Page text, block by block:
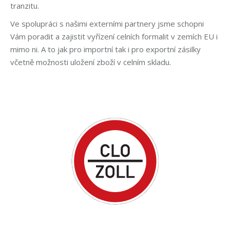
tranzitu.
Ve spolupráci s našimi externími partnery jsme schopni
Vám poradit a zajistit vyřízení celních formalit v zemích EU i
mimo ni. A to jak pro importní tak i pro exportní zásilky
včetně možnosti uložení zboží v celním skladu.